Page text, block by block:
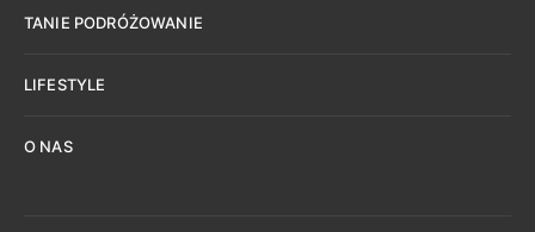
TANIE PODRÓŻOWANIE
LIFESTYLE
O NAS